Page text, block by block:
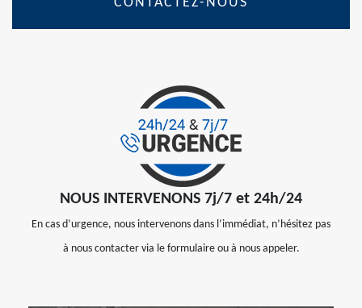
NOUS INTERVENONS 7j/7 et 24h/24
En cas d’urgence, nous intervenons dans l’immédiat, n’hésitez pas
à nous contacter via le formulaire ou à nous appeler.